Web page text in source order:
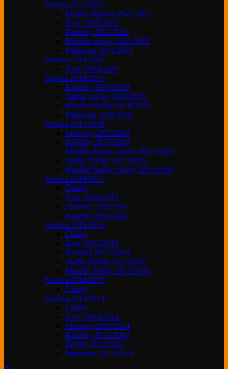
Sezóna 2021/2022
Rozpis zápasov 2021/2022
Ženy 2021/2022
Kadetky 2021/2022
Mladšie žiačky 2021/2022
Prípravka 2021/2022
Sezóna 2019/2020
Ženy 2019/2020
Sezóna 2018/2019
Kadetky 2018/2019
Staršie žiačky 2018/2019
Mladšie žiačky 2018/2019
Prípravka 2018/2019
Sezóna 2017/2018
Juniorky 2017/2018
Kadetky 2017/2018
Mladšie žiačky 4kový 2017/2018
Staršie žiačky 2017/2018
Mladšie žiačky 3kový 2017/2018
Sezóna 2016/2017
Články
Ženy 2016/2017
Juniorky 2016/2017
Kadetky 2016/2017
Sezóna 2015/2016
Články
Ženy 2015/2016
Kadetky 2015/2016
Staršie žiačky 2015/2016
Mladšie žiačky 2015/2016
Sezóna 2014/2015
Články
Sezóna 2013/2014
Články
Ženy 2013/2014
Juniorky 2013/2014
Kadetky 2013/2014
Žiačky 2013/2014
Prípravka 2013/2014